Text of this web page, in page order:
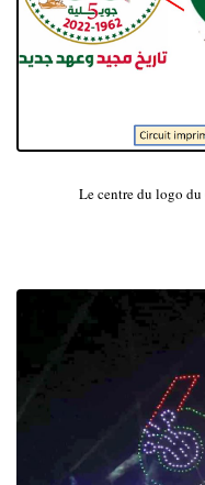
Le centre du logo du